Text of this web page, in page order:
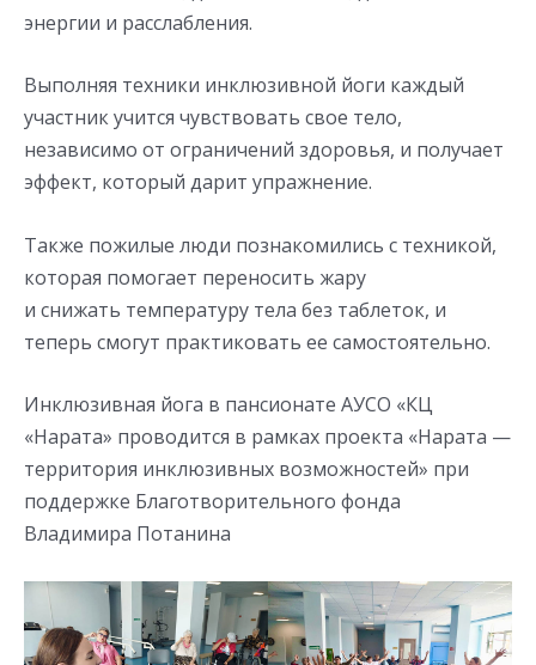
энергии и расслабления.
Выполняя техники инклюзивной йоги каждый
участник учится чувствовать свое тело,
независимо от ограничений здоровья, и получает
эффект, который дарит упражнение.
Также пожилые люди познакомились с техникой,
которая помогает переносить жару
и снижать температуру тела без таблеток, и
теперь смогут практиковать ее самостоятельно.
Инклюзивная йога в пансионате АУСО «КЦ
«Нарата» проводится в рамках проекта «Нарата —
территория инклюзивных возможностей» при
поддержке Благотворительного фонда
Владимира Потанина